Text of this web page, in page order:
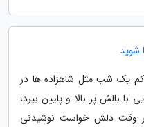
یک شب مثل شاهزاده ها در
بالش پر بالا و پایین بپرد،
وقت دلش خواست نوشیدنی